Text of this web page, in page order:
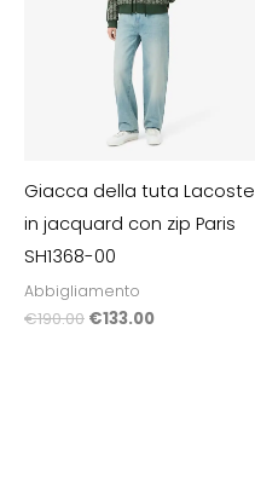
Giacca della tuta Lacoste
in jacquard con zip Paris
SH1368-00
Abbigliamento
€190.00 €133.00